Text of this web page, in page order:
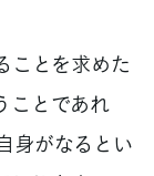
ことを求めた
ことであれ
身がなるとい